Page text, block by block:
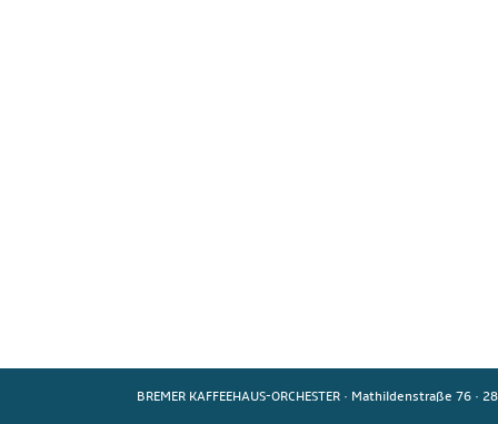
BREMER KAFFEEHAUS-ORCHESTER · Mathildenstraße 76 ·